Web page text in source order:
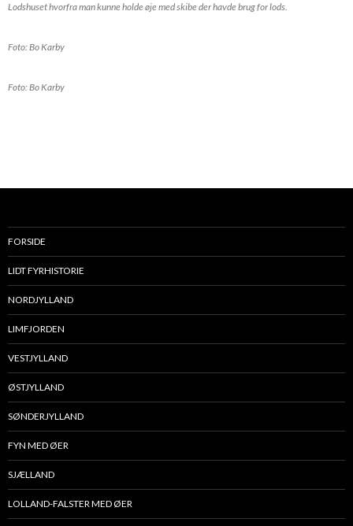
Lodshuset hvorfra man kunne holde øje med skibe der havde brug for lods.
Foto: Bo Karby
Foto: Bo Karby
FORSIDE
LIDT FYRHISTORIE
NORDJYLLAND
LIMFJORDEN
VESTJYLLAND
ØSTJYLLAND
SØNDERJYLLAND
FYN MED ØER
SJÆLLAND
LOLLAND-FALSTER MED ØER